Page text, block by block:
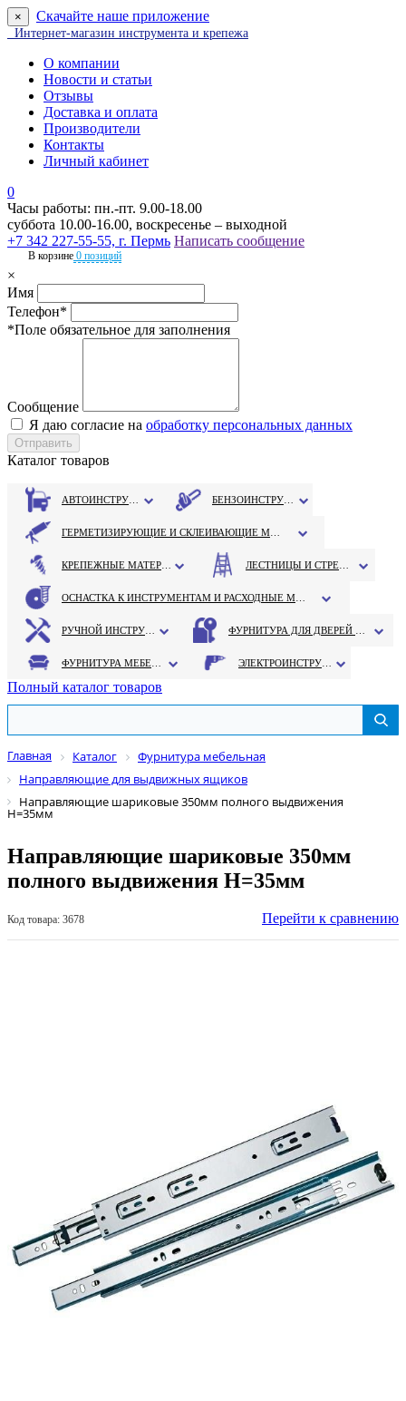
× Скачайте наше приложение
Интернет-магазин инструмента и крепежа
О компании
Новости и статьи
Отзывы
Доставка и оплата
Производители
Контакты
Личный кабинет
0
Часы работы: пн.-пт. 9.00-18.00
суббота 10.00-16.00, воскресенье – выходной
+7 342 227-55-55, г. Пермь Написать сообщение
В корзине 0 позиций
×
Имя
Телефон*
*Поле обязательное для заполнения
Сообщение
Я даю согласие на обработку персональных данных
Каталог товаров
Полный каталог товаров
Главная Каталог
Фурнитура мебельная
Направляющие для выдвижных ящиков
Направляющие шариковые 350мм полного выдвижения
Н=35мм
Направляющие шариковые 350мм
полного выдвижения Н=35мм
Код товара: 3678 Перейти к сравнению